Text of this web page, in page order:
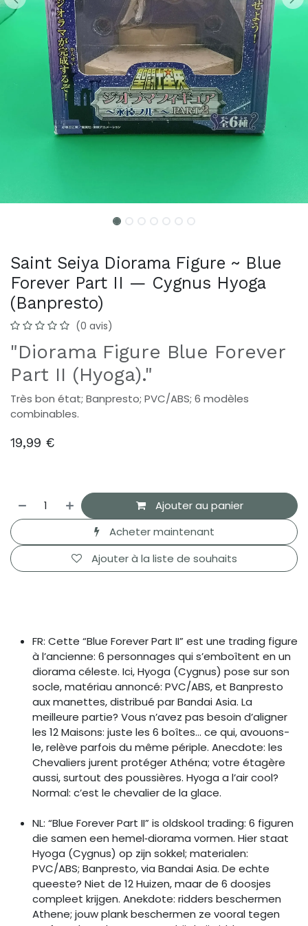
Saint Seiya Diorama Figure ~ Blue
Forever Part II — Cygnus Hyoga
(Banpresto)
(0 avis)
"Diorama Figure Blue Forever
Part II (Hyoga)."
Très bon état; Banpresto; PVC/ABS; 6 modèles
combinables.
19,99 €
Ajouter au panier
Acheter maintenant
Ajouter à la liste de souhaits
FR: Cette “Blue Forever Part II” est une trading figure
à l’ancienne: 6 personnages qui s’emboîtent en un
diorama céleste. Ici, Hyoga (Cygnus) pose sur son
socle, matériau annoncé: PVC/ABS, et Banpresto
aux manettes, distribué par Bandai Asia. La
meilleure partie? Vous n’avez pas besoin d’aligner
les 12 Maisons: juste les 6 boîtes… ce qui, avouons-
le, relève parfois du même périple. Anecdote: les
Chevaliers jurent protéger Athéna; votre étagère
aussi, surtout des poussières. Hyoga a l’air cool?
Normal: c’est le chevalier de la glace.
NL: “Blue Forever Part II” is oldskool trading: 6 figuren
die samen een hemel‑diorama vormen. Hier staat
Hyoga (Cygnus) op zijn sokkel; materialen:
PVC/ABS; Banpresto, via Bandai Asia. De echte
queeste? Niet de 12 Huizen, maar de 6 doosjes
compleet krijgen. Anekdote: ridders beschermen
Athene; jouw plank beschermen ze vooral tegen